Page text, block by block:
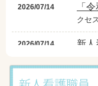
2026/07/14 「
クセ
2026/07/14 新
2026/07/14 新人